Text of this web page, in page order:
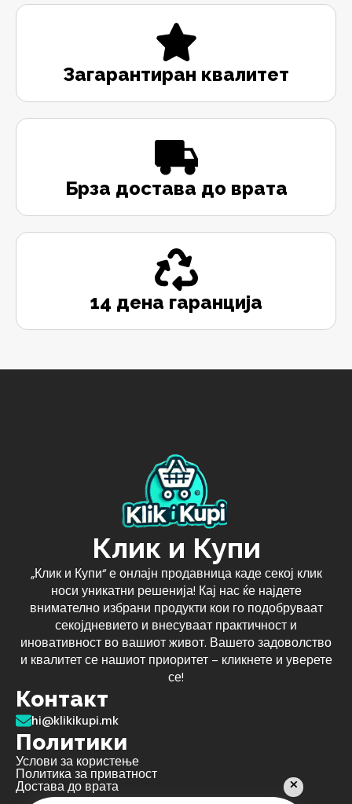
Загарантиран квалитет
Брза достава до врата
14 дена гаранција
Клик и Купи
„Клик и Купи“ е онлајн продавница каде секој клик
носи уникатни решенија! Кај нас ќе најдете
внимателно избрани продукти кои го подобруваат
секојдневието и внесуваат практичност и
иновативност во вашиот живот. Вашето задоволство
и квалитет се нашиот приоритет – кликнете и уверете
се!
Контакт
hi@klikikupi.mk
Политики
Услови за користење
Политика за приватност
Достава до врата